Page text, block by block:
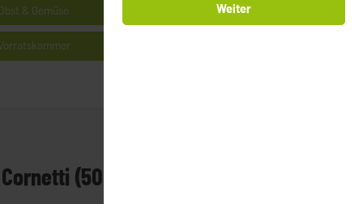
& Gemüse Milchprodukte & Käse
(500g)
Weiter